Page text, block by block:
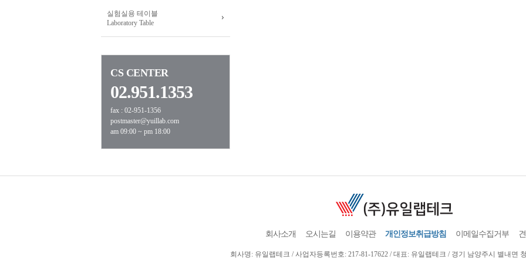
실험실용 테이블
Laboratory Table
CS CENTER
02.951.1353
fax : 02-951-1356
postmaster@yuillab.com
am 09:00 ~ pm 18:00
회사소개 오시는길 이용약관 개인정보취급방침 이메일수집거부
회사명: 유일랩테크 / 사업자등록번호: 217-81-17622 / 대표: 유일랩테크 / 경기 남양주시 별내면